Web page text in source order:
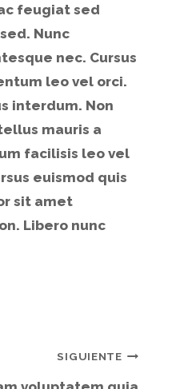
feugiat sed
Nunc
nec. Cursus
leo vel orci.
interdum. Non
mauris a
facilisis leo vel
euismod quis
sit amet
Libero nunc
SIGUIENTE